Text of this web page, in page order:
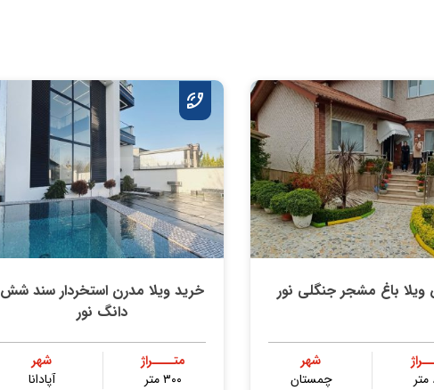
باغ مشجر جنگلی نور
شهر
چمستان
خرید ویلا مدرن استخردار سند شش
دانگ نور
متــــراژ
۳۰۰ متر
شهر
آپادانا